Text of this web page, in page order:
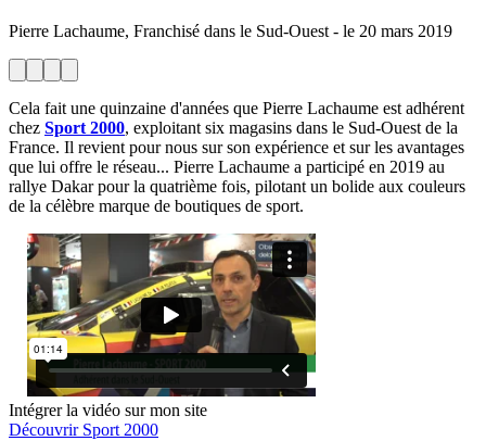
Pierre Lachaume, Franchisé dans le Sud-Ouest- le 20 mars 2019
Cela fait une quinzaine d'années que Pierre Lachaume est adhérent
chez Sport 2000, exploitant six magasins dans le Sud-Ouest de la
France. Il revient pour nous sur son expérience et sur les avantages
que lui offre le réseau... Pierre Lachaume a participé en 2019 au
rallye Dakar pour la quatrième fois, pilotant un bolide aux couleurs
de la célèbre marque de boutiques de sport.
Intégrer la vidéo sur mon site
Découvrir Sport 2000